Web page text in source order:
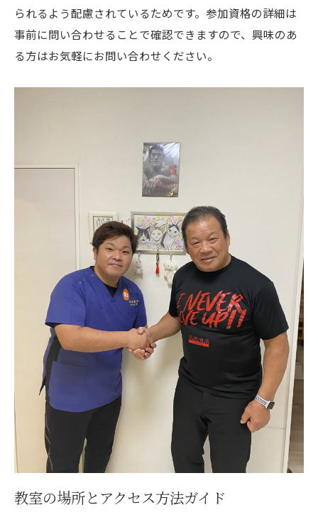
られるよう配慮されているためです。参加資格の詳細は
事前に問い合わせることで確認できますので、興味のあ
る方はお気軽にお問い合わせください。
教室の場所とアクセス方法ガイド